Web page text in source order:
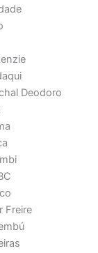
Deodoro
Freire